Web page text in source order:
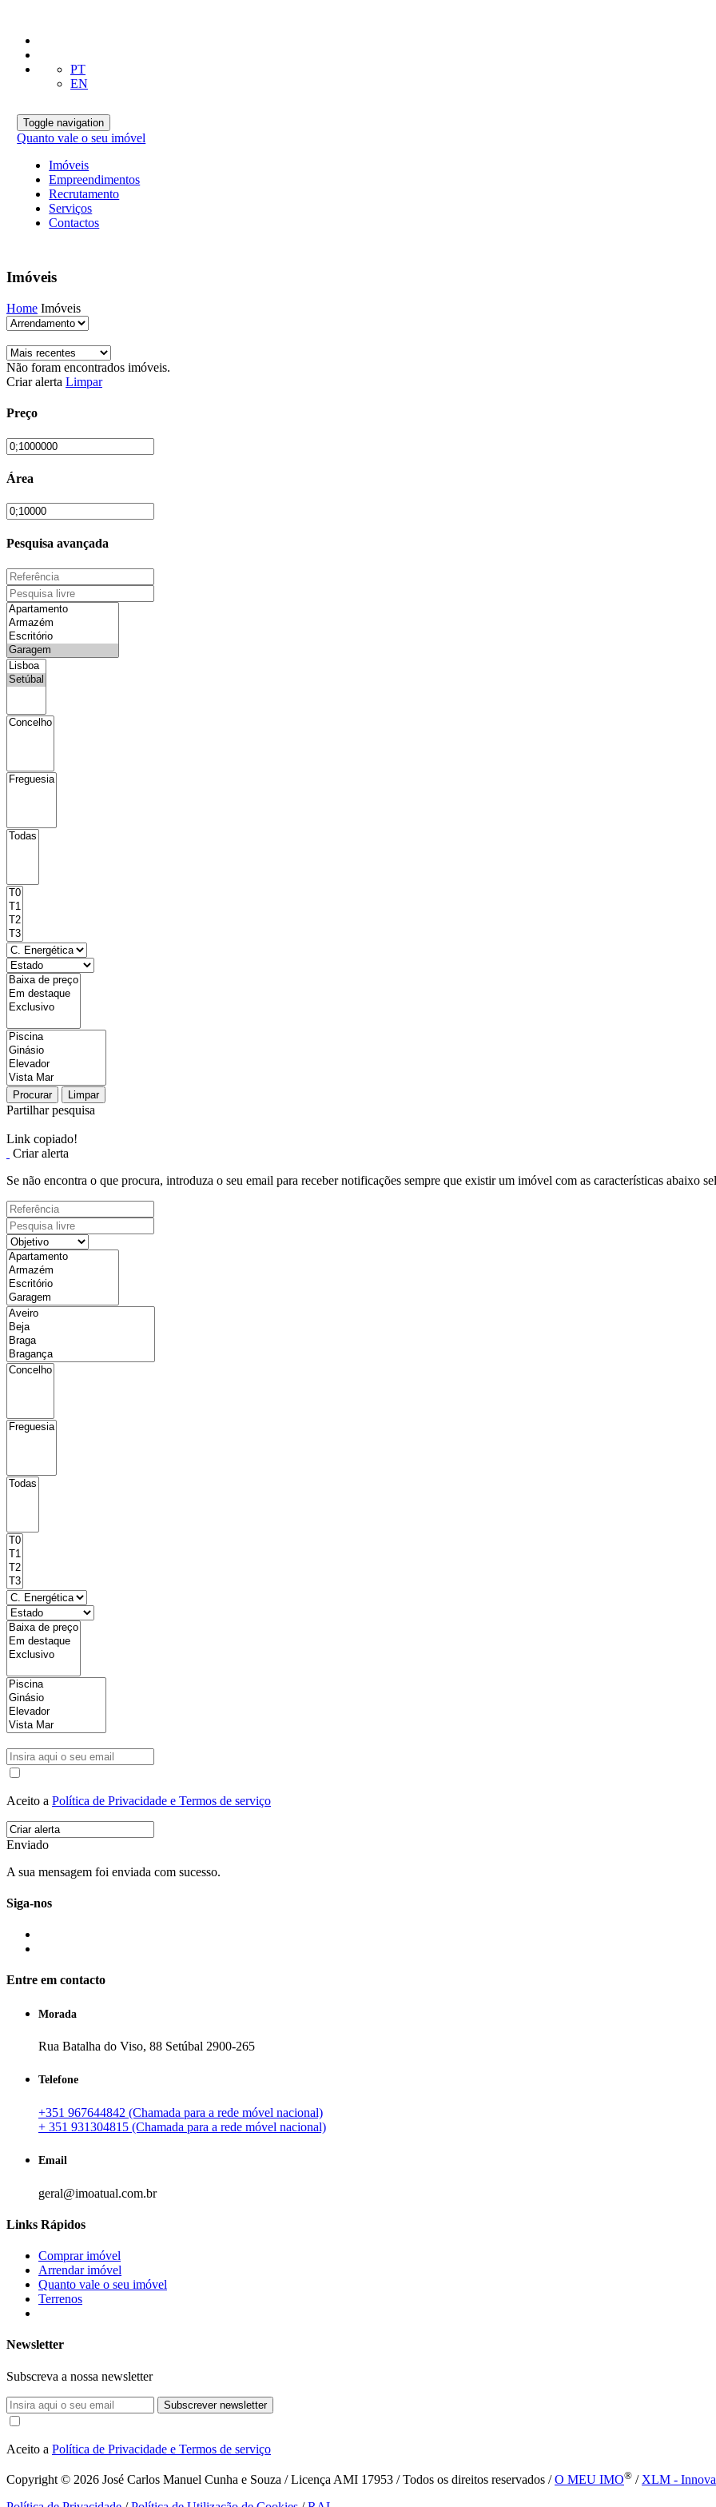
PT
EN
Toggle navigation
Quanto vale o seu imóvel
Imóveis
Empreendimentos
Recrutamento
Serviços
Contactos
Imóveis
Home Imóveis
Não foram encontrados imóveis.
Criar alerta Limpar
Preço
Área
Pesquisa avançada
Procurar Limpar
Partilhar pesquisa
Link copiado!
Criar alerta
Se não encontra o que procura, introduza o seu email para receber notificações sempre que existir um imóvel com as características abaixo
Aceito a Política de Privacidade e Termos de serviço
Enviado
A sua mensagem foi enviada com sucesso.
Siga-nos
Entre em contacto
Morada
Rua Batalha do Viso, 88 Setúbal 2900-265
Telefone
+351 967644842 (Chamada para a rede móvel nacional)
+ 351 931304815 (Chamada para a rede móvel nacional)
Email
geral@imoatual.com.br
Links Rápidos
Comprar imóvel
Arrendar imóvel
Quanto vale o seu imóvel
Terrenos
Newsletter
Subscreva a nossa newsletter
Subscrever newsletter
Aceito a Política de Privacidade e Termos de serviço
Copyright © 2026 José Carlos Manuel Cunha e Souza / Licença AMI 17953 / Todos os direitos reservados /O MEU IMO® / XLM -